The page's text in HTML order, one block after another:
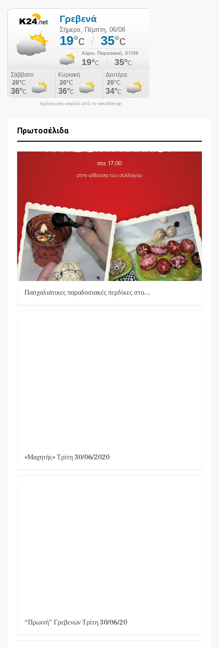
πρόγνωση καιρού από το weather.gr
Πρωτοσέλιδα
Πασχαλιάτικες παραδοσιακές περδίκες στο…
«Μαχητής» Τρίτη 30/06/2020
“Πρωινή” Γρεβενών Τρίτη 30/06/20